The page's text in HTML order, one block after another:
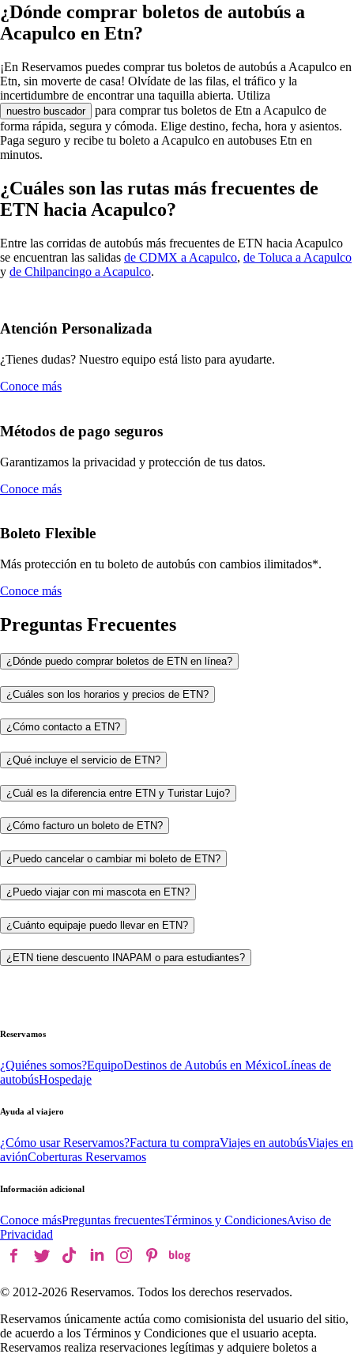
¿Dónde comprar boletos de autobús a
Acapulco en Etn?
¡En Reservamos puedes comprar tus boletos de autobús a Acapulco en
Etn, sin moverte de casa! Olvídate de las filas, el tráfico y la
incertidumbre de encontrar una taquilla abierta. Utiliza
nuestro buscador
para comprar tus boletos de Etn a Acapulco de
forma rápida, segura y cómoda. Elige destino, fecha, hora y asientos.
Paga seguro y recibe tu boleto a Acapulco en autobuses Etn en
minutos.
¿Cuáles son las rutas más frecuentes de
ETN hacia Acapulco?
Entre las corridas de autobús más frecuentes de ETN hacia Acapulco
se encuentran las salidas de CDMX a Acapulco, de Toluca a Acapulco
y de Chilpancingo a Acapulco.
Atención Personalizada
¿Tienes dudas? Nuestro equipo está listo para ayudarte.
Conoce más
Métodos de pago seguros
Garantizamos la privacidad y protección de tus datos.
Conoce más
Boleto Flexible
Más protección en tu boleto de autobús con cambios ilimitados*.
Conoce más
Preguntas Frecuentes
¿Dónde puedo comprar boletos de ETN en línea?
¿Cuáles son los horarios y precios de ETN?
¿Cómo contacto a ETN?
¿Qué incluye el servicio de ETN?
¿Cuál es la diferencia entre ETN y Turistar Lujo?
¿Cómo facturo un boleto de ETN?
¿Puedo cancelar o cambiar mi boleto de ETN?
¿Puedo viajar con mi mascota en ETN?
¿Cuánto equipaje puedo llevar en ETN?
¿ETN tiene descuento INAPAM o para estudiantes?
Reservamos
¿Quiénes somos?EquipoDestinos de Autobús en MéxicoLíneas de
autobúsHospedaje
Ayuda al viajero
¿Cómo usar Reservamos?Factura tu compraViajes en autobúsViajes en
aviónCoberturas Reservamos
Información adicional
Conoce másPreguntas frecuentesTérminos y CondicionesAviso de
Privacidad
© 2012-2026 Reservamos. Todos los derechos reservados.
Reservamos únicamente actúa como comisionista del usuario del sitio,
de acuerdo a los Términos y Condiciones que el usuario acepta.
Reservamos realiza reservaciones legítimas y adquiere boletos a